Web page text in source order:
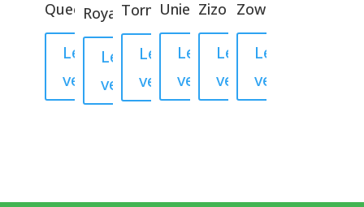
Queen
Lees
verder
Royale
Lees
verder
Tornado
Lees
verder
Uniek
Lees
verder
Zizo
Lees
verder
Zowiezo
Lees
verder